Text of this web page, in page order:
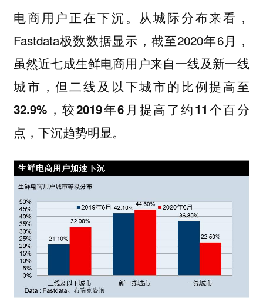
电商用户正在下沉。从城际分布来看，
Fastdata极数数据显示，截至2020年6月，
虽然近七成生鲜电商用户来自一线及新一线
城市，但二线及以下城市的比例提高至
32.9%，较2019年6月提高了约11个百分
点，下沉趋势明显。